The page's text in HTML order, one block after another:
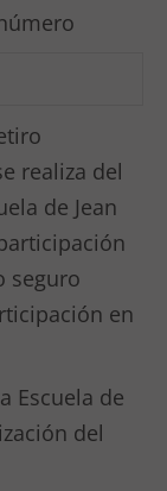
realiza del
de Jean
seguro
en
Escuela de
del